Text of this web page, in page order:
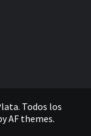
Todos los
AF themes.